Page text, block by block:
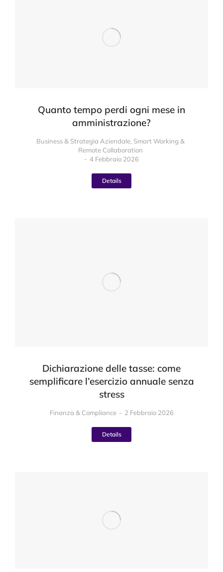
Quanto tempo perdi ogni mese in
amministrazione?
Business & Strategia Aziendale, Smart Working &
Remote Collaboration
4 Febbraio 2026
Details
Dichiarazione delle tasse: come
semplificare l’esercizio annuale senza
stress
Finanza & Compliance 2 Febbraio 2026
Details